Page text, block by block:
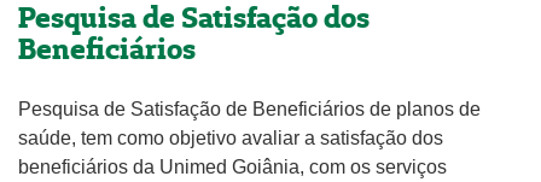
Imprensa
Institucional
Fale Conosco
ANS
Pesquisa de Satisfação dos
Beneficiários
Pesquisa de Satisfação de Beneficiários de planos de
saúde, tem como objetivo avaliar a satisfação dos
beneficiários da Unimed Goiânia, com os serviços